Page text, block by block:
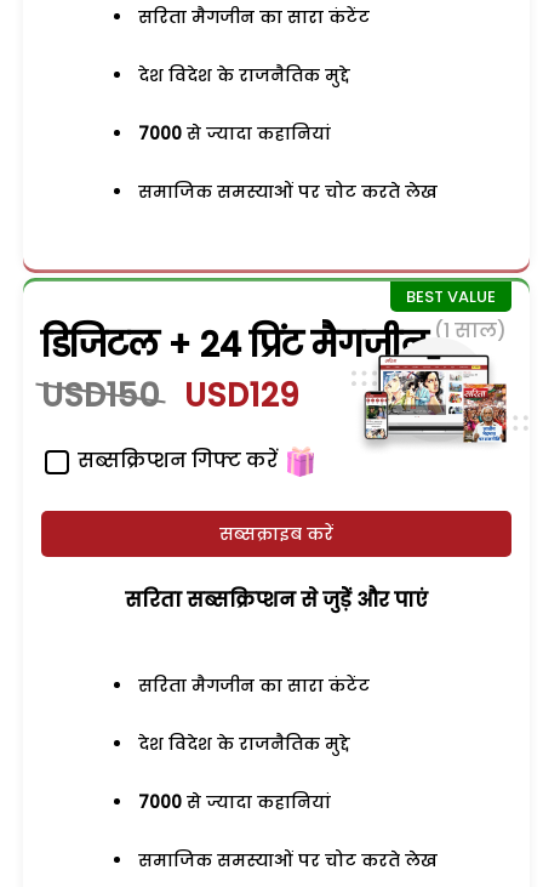
सरिता मैगजीन का सारा कंटेंट
देश विदेश के राजनैतिक मुद्दे
7000 से ज्यादा कहानियां
समाजिक समस्याओं पर चोट करते लेख
डिजिटल + 24 प्रिंट मैगजीन (1 साल)
USD150 USD129
सब्सक्रिप्शन गिफ्ट करें
सब्सक्राइब करें
सरिता सब्सक्रिप्शन से जुड़ेें और पाएं
सरिता मैगजीन का सारा कंटेंट
देश विदेश के राजनैतिक मुद्दे
7000 से ज्यादा कहानियां
समाजिक समस्याओं पर चोट करते लेख